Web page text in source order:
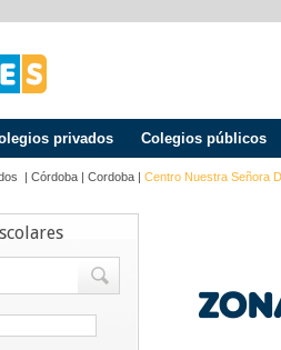
privados Colegios públicos
| Córdoba | Cordoba | Centro Nuestra Señora